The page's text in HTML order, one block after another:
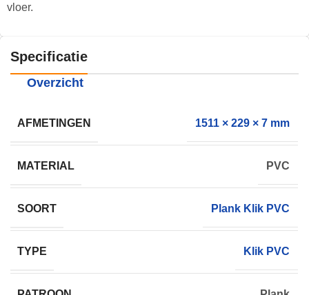
vloer.
Specificatie
Overzicht
AFMETINGEN 1511 × 229 × 7 mm
MATERIAL PVC
SOORT Plank Klik PVC
TYPE Klik PVC